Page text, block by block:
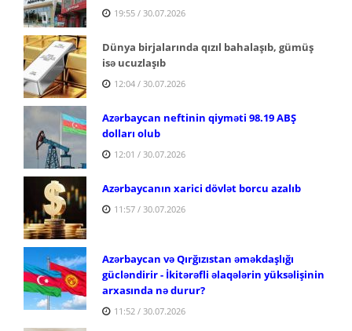
19:55 / 30.07.2026
Dünya birjalarında qızıl bahalaşıb, gümüş
isə ucuzlaşıb
12:04 / 30.07.2026
Azərbaycan neftinin qiyməti 98.19 ABŞ
dolları olub
12:01 / 30.07.2026
Azərbaycanın xarici dövlət borcu azalıb
11:57 / 30.07.2026
Azərbaycan və Qırğızıstan əməkdaşlığı
gücləndirir - İkitərəfli əlaqələrin yüksəlişinin
arxasında nə durur?
11:52 / 30.07.2026